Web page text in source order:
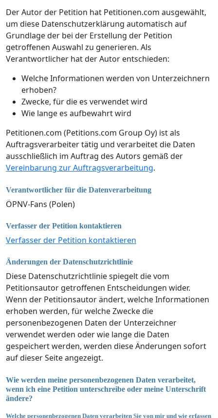
Der Autor der Petition hat Petitionen.com ausgewählt,
um diese Datenschutzerklärung automatisch auf
Grundlage der bei der Erstellung der Petition
getroffenen Auswahl zu generieren. Als
Verantwortlicher hat der Autor entschieden:
Welche Informationen werden von Unterzeichnern
erhoben?
Zwecke, für die es verwendet wird
Wie lange es aufbewahrt wird
Petitionen.com (Petitions.com Group Oy) ist als
Auftragsverarbeiter tätig und verarbeitet die Daten
ausschließlich im Auftrag des Autors gemäß der
Vereinbarung zur Auftragsverarbeitung.
Verantwortlicher für die Datenverarbeitung
ÖPNV-Fans (Polen)
Verfasser der Petition kontaktieren
Verfasser der Petition kontaktieren
Änderungen der Datenschutzrichtlinie
Diese Datenschutzrichtlinie spiegelt die vom
Petitionsautor getroffenen Entscheidungen wider.
Wenn der Petitionsautor ändert, welche Informationen
erhoben werden, für welche Zwecke die
personenbezogenen Daten der Unterzeichner
verwendet werden oder wie lange die Daten
gespeichert werden, werden diese Änderungen sofort
auf dieser Seite angezeigt.
Wie werden meine personenbezogenen Daten verarbeitet,
wenn ich eine Petition unterschreibe oder meine Unterschrift
ändere?
Welche personenbezogenen Daten verarbeiten Sie von mir und wie erfassen